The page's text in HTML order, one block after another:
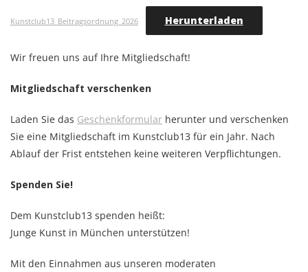
Kunstclub13_Beitragsordnung_2026 Herunterladen
Wir freuen uns auf Ihre Mitgliedschaft!
Mitgliedschaft verschenken
Laden Sie das Geschenkformular herunter und verschenken
Sie eine Mitgliedschaft im Kunstclub13 für ein Jahr. Nach
Ablauf der Frist entstehen keine weiteren Verpflichtungen.
Spenden Sie!
Dem Kunstclub13 spenden heißt:
Junge Kunst in München unterstützen!
Mit den Einnahmen aus unseren moderaten